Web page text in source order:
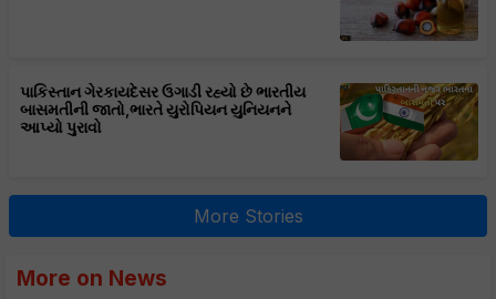
પાકિસ્તાન ગેરકાયદેસર ઉગાડી રહ્યો છે ભારતીય
બાસમતીની જાતો,ભારતે યુરોપિયન યુનિયનને
આપ્યો પુરાવો
More Stories
More on News